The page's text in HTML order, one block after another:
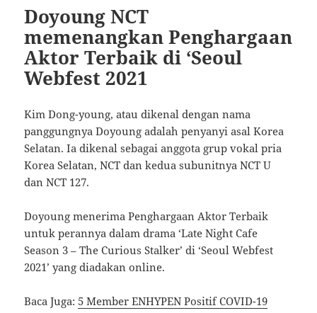
Doyoung NCT
memenangkan Penghargaan
Aktor Terbaik di ‘Seoul
Webfest 2021
Kim Dong-young, atau dikenal dengan nama
panggungnya Doyoung adalah penyanyi asal Korea
Selatan. Ia dikenal sebagai anggota grup vokal pria
Korea Selatan, NCT dan kedua subunitnya NCT U
dan NCT 127.
Doyoung menerima Penghargaan Aktor Terbaik
untuk perannya dalam drama ‘Late Night Cafe
Season 3 – The Curious Stalker’ di ‘Seoul Webfest
2021’ yang diadakan online.
Baca Juga: 5 Member ENHYPEN Positif COVID-19